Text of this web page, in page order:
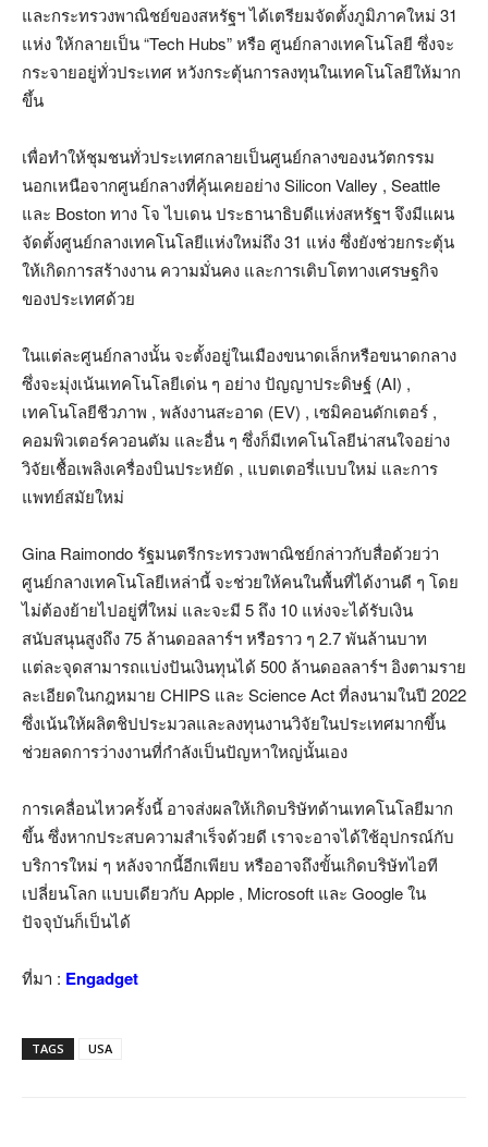
และกระทรวงพาณิชย์ของสหรัฐฯ ได้เตรียมจัดตั้งภูมิภาคใหม่ 31
แห่ง ให้กลายเป็น “Tech Hubs” หรือ ศูนย์กลางเทคโนโลยี ซึ่งจะ
กระจายอยู่ทั่วประเทศ หวังกระตุ้นการลงทุนในเทคโนโลยีให้มาก
ขึ้น
เพื่อทำให้ชุมชนทั่วประเทศกลายเป็นศูนย์กลางของนวัตกรรม
นอกเหนือจากศูนย์กลางที่คุ้นเคยอย่าง Silicon Valley , Seattle
และ Boston ทาง โจ ไบเดน ประธานาธิบดีแห่งสหรัฐฯ จึงมีแผน
จัดตั้งศูนย์กลางเทคโนโลยีแห่งใหม่ถึง 31 แห่ง ซึ่งยังช่วยกระตุ้น
ให้เกิดการสร้างงาน ความมั่นคง และการเติบโตทางเศรษฐกิจ
ของประเทศด้วย
ในแต่ละศูนย์กลางนั้น จะตั้งอยู่ในเมืองขนาดเล็กหรือขนาดกลาง
ซึ่งจะมุ่งเน้นเทคโนโลยีเด่น ๆ อย่าง ปัญญาประดิษฐ์ (AI) ,
เทคโนโลยีชีวภาพ , พลังงานสะอาด (EV) , เซมิคอนดักเตอร์ ,
คอมพิวเตอร์ควอนตัม และอื่น ๆ ซึ่งก็มีเทคโนโลยีน่าสนใจอย่าง
วิจัยเชื้อเพลิงเครื่องบินประหยัด , แบตเตอรี่แบบใหม่ และการ
แพทย์สมัยใหม่
Gina Raimondo รัฐมนตรีกระทรวงพาณิชย์กล่าวกับสื่อด้วยว่า
ศูนย์กลางเทคโนโลยีเหล่านี้ จะช่วยให้คนในพื้นที่ได้งานดี ๆ โดย
ไม่ต้องย้ายไปอยู่ที่ใหม่ และจะมี 5 ถึง 10 แห่งจะได้รับเงิน
สนับสนุนสูงถึง 75 ล้านดอลลาร์ฯ หรือราว ๆ 2.7 พันล้านบาท
แต่ละจุดสามารถแบ่งปันเงินทุนได้ 500 ล้านดอลลาร์ฯ อิงตามราย
ละเอียดในกฎหมาย CHIPS และ Science Act ที่ลงนามในปี 2022
ซึ่งเน้นให้ผลิตชิปประมวลและลงทุนงานวิจัยในประเทศมากขึ้น
ช่วยลดการว่างงานที่กำลังเป็นปัญหาใหญ่นั้นเอง
การเคลื่อนไหวครั้งนี้ อาจส่งผลให้เกิดบริษัทด้านเทคโนโลยีมาก
ขึ้น ซึ่งหากประสบความสำเร็จด้วยดี เราจะอาจได้ใช้อุปกรณ์กับ
บริการใหม่ ๆ หลังจากนี้อีกเพียบ หรืออาจถึงขั้นเกิดบริษัทไอที
เปลี่ยนโลก แบบเดียวกับ Apple , Microsoft และ Google ใน
ปัจจุบันก็เป็นได้
ที่มา : Engadget
TAGS USA